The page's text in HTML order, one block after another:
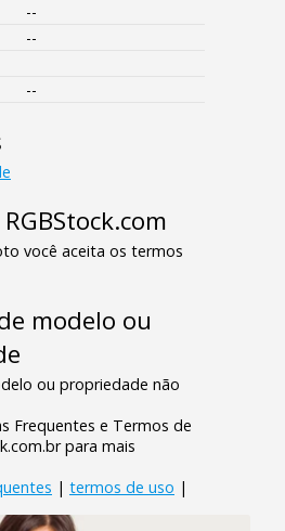
--
--
--
você aceita os termos
modelo ou
ou propriedade não
Frequentes e Termos de
para mais
| termos de uso |